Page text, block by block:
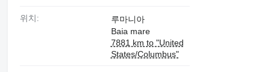
위치:
루마니아
Baia mare
7881 km to "United
States/Columbus"